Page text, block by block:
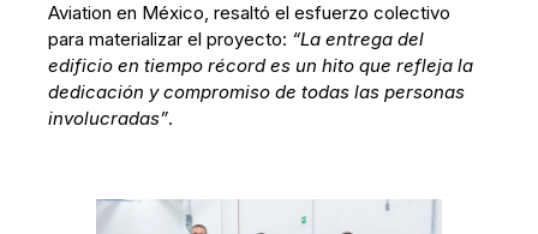
Aviation en México, resaltó el esfuerzo colectivo
para materializar el proyecto: “La entrega del
edificio en tiempo récord es un hito que refleja la
dedicación y compromiso de todas las personas
involucradas”.